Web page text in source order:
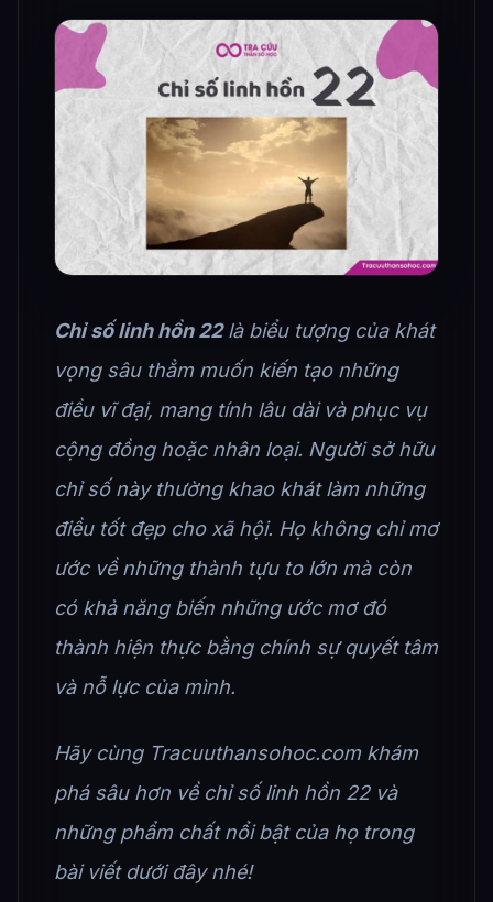
Chỉ số linh hồn 22là biểu tượng của khát
vọng sâu thẳm muốn kiến tạo những
điều vĩ đại, mang tính lâu dài và phục vụ
cộng đồng hoặc nhân loại. Người sở hữu
chỉ số này thường khao khát làm những
điều tốt đẹp cho xã hội. Họ không chỉ mơ
ước về những thành tựu to lớn mà còn
có khả năng biến những ước mơ đó
thành hiện thực bằng chính sự quyết tâm
và nỗ lực của mình.
Hãy cùng Tracuuthansohoc.com khám
phá sâu hơn về chỉ số linh hồn 22 và
những phẩm chất nổi bật của họ trong
bài viết dưới đây nhé!